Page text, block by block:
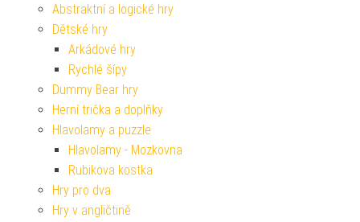
Abstraktní a logické hry
Dětské hry
Arkádové hry
Rychlé šípy
Dummy Bear hry
Herní trička a doplňky
Hlavolamy a puzzle
Hlavolamy - Mozkovna
Rubikova kostka
Hry pro dva
Hry v angličtině